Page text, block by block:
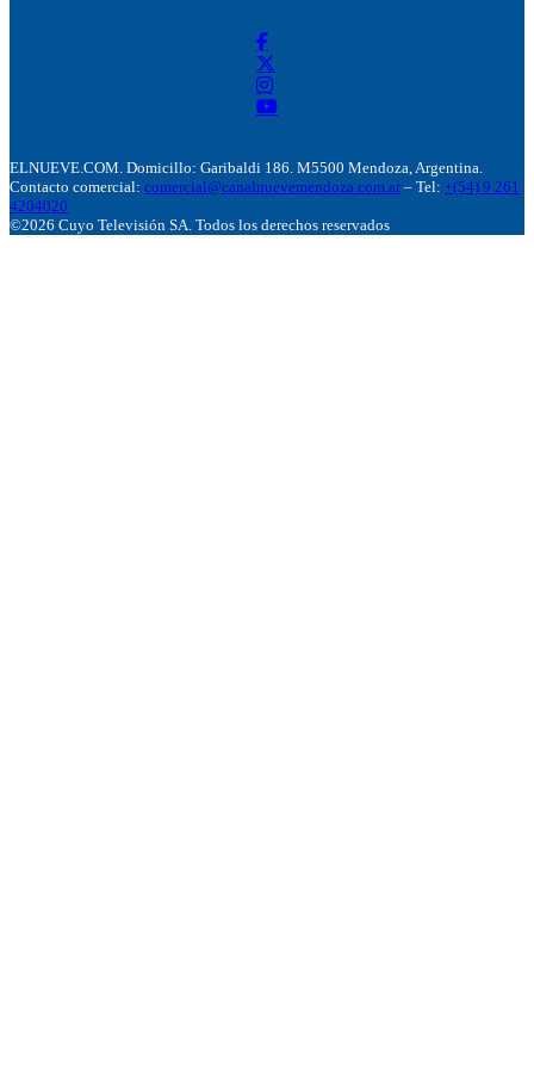
ELNUEVE.COM. Domicillo: Garibaldi 186. M5500 Mendoza, Argentina.
Contacto comercial: comercial@canalnuevemendoza.com.ar – Tel: +(54) 9 261
4204020
©2026 Cuyo Televisión SA. Todos los derechos reservados